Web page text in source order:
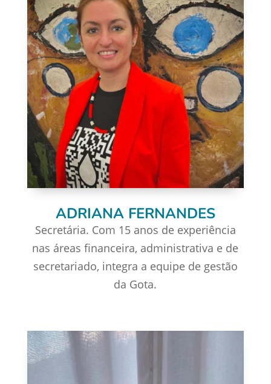
ADRIANA FERNANDES
Secretária. Com 15 anos de experiência
nas áreas financeira, administrativa e de
secretariado, integra a equipe de gestão
da Gota.